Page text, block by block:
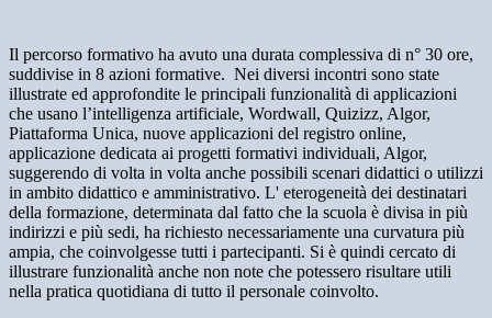
Il percorso formativo ha avuto una durata complessiva di n° 30 ore,
suddivise in 8 azioni formative. Nei diversi incontri sono state
illustrate ed approfondite le principali funzionalità di applicazioni
che usano l’intelligenza artificiale, Wordwall, Quizizz, Algor,
Piattaforma Unica, nuove applicazioni del registro online,
applicazione dedicata ai progetti formativi individuali, Algor,
suggerendo di volta in volta anche possibili scenari didattici o utilizzi
in ambito didattico e amministrativo. L' eterogeneità dei destinatari
della formazione, determinata dal fatto che la scuola è divisa in più
indirizzi e più sedi, ha richiesto necessariamente una curvatura più
ampia, che coinvolgesse tutti i partecipanti. Si è quindi cercato di
illustrare funzionalità anche non note che potessero risultare utili
nella pratica quotidiana di tutto il personale coinvolto.